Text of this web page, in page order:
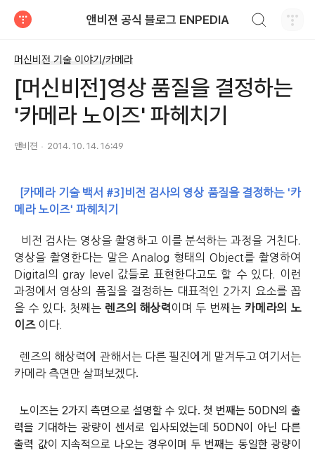
앤비젼 공식 블로그 ENPEDIA
머신비전 기술 이야기/카메라
[머신비전]영상 품질을 결정하는
'카메라 노이즈' 파헤치기
앤비젼 2014. 10. 14. 16:49
[카메라 기술 백서 #3]비전 검사의 영상 품질을 결정하는 '카
메라 노이즈' 파헤치기
비전 검사는 영상을 촬영하고 이를 분석하는 과정을 거친다.
영상을 촬영한다는 말은 Analog 형태의 Object를 촬영하여
Digital의 gray level 값들로 표현한다고도 할 수 있다. 이런
과정에서 영상의 품질을 결정하는 대표적인 2가지 요소를 꼽
을 수 있다. 첫째는 렌즈의 해상력이며 두 번째는 카메라의 노
이즈이다.
렌즈의 해상력에 관해서는 다른 필진에게 맡겨두고 여기서는
카메라 측면만 살펴보겠다.
노이즈는 2가지 측면으로 설명할 수 있다. 첫 번째는 50DN의 출
력을 기대하는 광량이 센서로 입사되었는데 50DN이 아닌 다른
출력 값이 지속적으로 나오는 경우이며 두 번째는 동일한 광량이